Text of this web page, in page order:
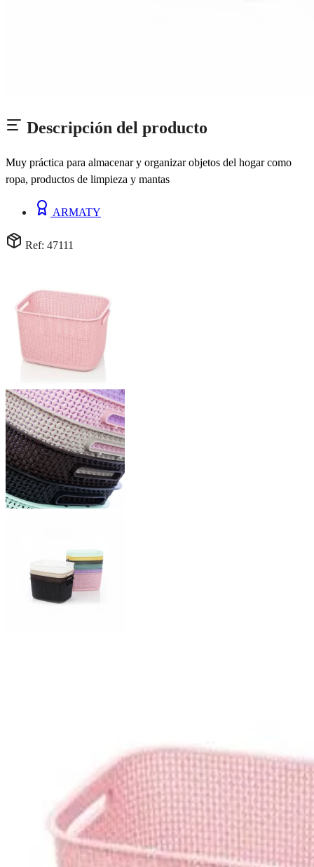
Descripción del producto
Muy práctica para almacenar y organizar objetos del hogar como
ropa, productos de limpieza y mantas
ARMATY
Ref: 47111